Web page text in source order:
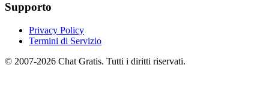
Supporto
Privacy Policy
Termini di Servizio
© 2007-2026 Chat Gratis. Tutti i diritti riservati.